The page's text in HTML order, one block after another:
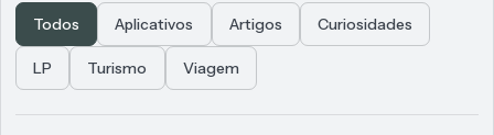
Todos Aplicativos Artigos Curiosidades
LP Turismo Viagem